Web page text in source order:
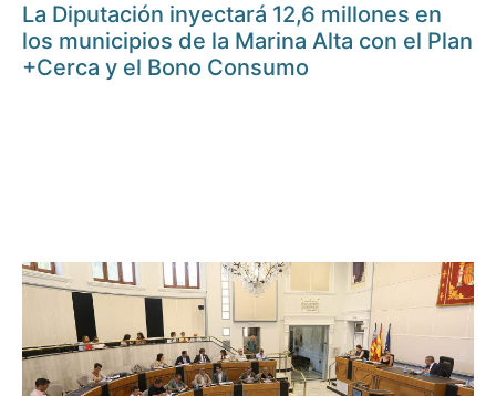
La Diputación inyectará 12,6 millones en
los municipios de la Marina Alta con el Plan
+Cerca y el Bono Consumo